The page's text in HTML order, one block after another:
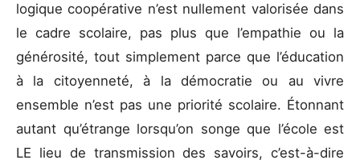
logique coopérative n’est nullement valorisée dans
le cadre scolaire, pas plus que l’empathie ou la
générosité, tout simplement parce que l’éducation
à la citoyenneté, à la démocratie ou au vivre
ensemble n’est pas une priorité scolaire. Étonnant
autant qu’étrange lorsqu’on songe que l’école est
LE lieu de transmission des savoirs, c’est-à-dire